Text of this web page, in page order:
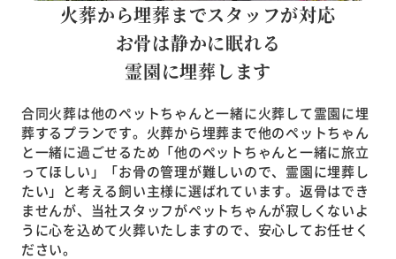
火葬から埋葬までスタッフが対応
お骨は静かに眠れる
霊園に埋葬します
合同火葬は他のペットちゃんと一緒に火葬して霊園に埋
葬するプランです。火葬から埋葬まで他のペットちゃん
と一緒に過ごせるため「他のペットちゃんと一緒に旅立
ってほしい」「お骨の管理が難しいので、霊園に埋葬し
たい」と考える飼い主様に選ばれています。返骨はでき
ませんが、当社スタッフがペットちゃんが寂しくないよ
うに心を込めて火葬いたしますので、安心してお任せく
ださい。